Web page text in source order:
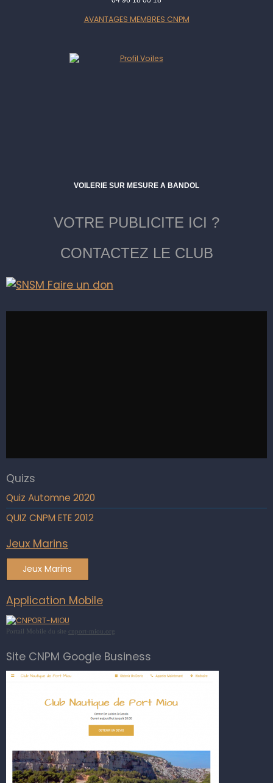
AVANTAGES MEMBRES CNPM
VOILERIE SUR MESURE A BANDOL
VOTRE PUBLICITE ICI ?
CONTACTEZ LE CLUB
Quizs
Quiz Automne 2020
QUIZ CNPM ETE 2012
Jeux Marins
Jeux Marins
Application Mobile
Portail Mobile du site cnport-miou.org
Site CNPM Google Business